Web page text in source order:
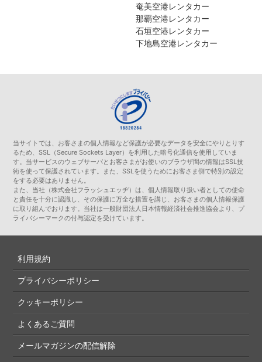
奄美空港レンタカー
那覇空港レンタカー
石垣空港レンタカー
下地島空港レンタカー
当サイトでは、お客さまの個人情報など保護が必要なデータを安全にやりとりす
るため、SSL（Secure Sockets Layer）を利用した暗号化通信を使用していま
す。当サービスのウェブサーバとお客さまがお使いのブラウザ間の情報はSSL技
術を使って保護されています。また、SSLを使うためにお客さま側で特別の設定
をする必要はありません。
また、当社（株式会社フラッシュエッヂ）は、個人情報取り扱い者としての使命
と責任を十分に認識し、その保護に万全な措置を講じ、お客さまの個人情報保護
に取り組んでおります。当社は一般財団法人日本情報経済社会推進協会より、プ
ライバシーマークの付与認定を受けています。
利用規約
プライバシーポリシー
クッキーポリシー
よくあるご質問
メールマガジンの配信解除